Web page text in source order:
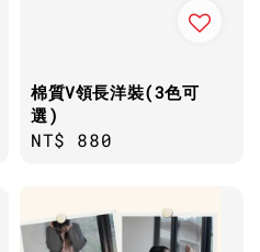
棉質V領長洋裝(3色可
選)
Regular
NT$ 880